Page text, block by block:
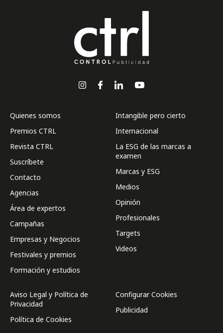
Quienes somos
Premios CTRL
Revista CTRL
Suscríbete
Contacto
Agencias
Área de expertos
Campañas
Empresas y Negocios
Festivales y premios
Formación y estudios
Intangible pero cierto
Internacional
La ESG de las marcas a
examen
Marcas y ESG
Medios
Opinión
Profesionales
Targets
Videos
Aviso Legal y Política de
Privacidad
Política de Cookies
Configurar Cookies
Publicidad